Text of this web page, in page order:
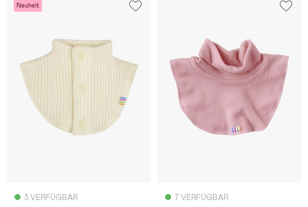
Neuheit
3 VERFÜGBAR 7 VERFÜGBAR